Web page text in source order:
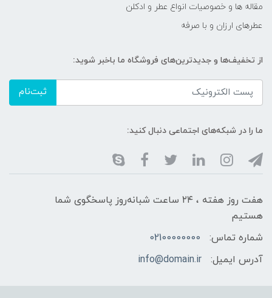
مقاله ها و خصوصیات انواع عطر و ادکلن
عطرهای ارزان و با صرفه
از تخفیف‌ها و جدیدترین‌های فروشگاه ما باخبر شوید:
ثبت‌نام
ما را در شبکه‌های اجتماعی دنبال کنید:
هفت روز هفته ، ۲۴ ساعت شبانه‌روز پاسخگوی شما
هستیم
شماره تماس:
02100000000
آدرس ایمیل:
info@domain.ir